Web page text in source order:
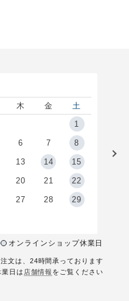
木 金
土
1
6 7 8
13 14 15
20 21 22
27 28 29
オンラインショップ休業日
文は、24時間承っております
日は 店舗情報 をご覧ください